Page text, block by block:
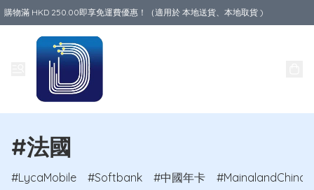
購物滿 HKD 250.00即享免運費優惠！（適用於 本地送貨、本地取貨 )
#法國
LycaMobile Softbank 中國年卡
MainalandChina